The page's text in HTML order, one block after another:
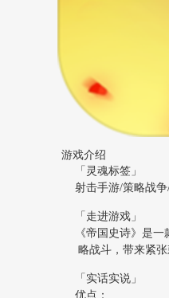
游戏介绍
「灵魂标签」
射击手游/策略战
「走进游戏」
《帝国史诗》是
略战斗，带来紧张
「实话实说」
优点：